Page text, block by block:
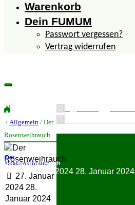
Warenkorb
Dein FUMUM
Passwort vergessen?
Vertrag widerrufen
Der Rosenweihrauch
27. Januar 2024 28. Januar 2024
/ Allgemein / Der
Rosenweihrauch
Der
Rosenweihrauch
27. Januar
2024 28.
Januar 2024